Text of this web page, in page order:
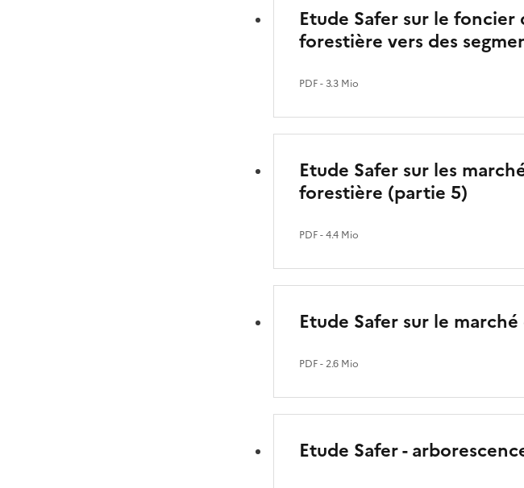
Etude Safer sur le
forestière vers des
PDF- 3.3 Mio
Etude Safer sur les
forestière (partie 5)
PDF- 4.4 Mio
Etude Safer sur le
PDF- 2.6 Mio
Etude Safer -